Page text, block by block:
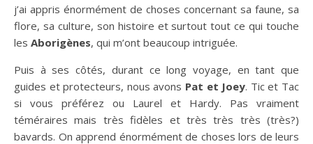
j’ai appris énormément de choses concernant sa faune, sa
flore, sa culture, son histoire et surtout tout ce qui touche
les Aborigènes, qui m’ont beaucoup intriguée.
Puis à ses côtés, durant ce long voyage, en tant que
guides et protecteurs, nous avons Pat et Joey. Tic et Tac
si vous préférez ou Laurel et Hardy. Pas vraiment
téméraires mais très fidèles et très très très (très?)
bavards. On apprend énormément de choses lors de leurs